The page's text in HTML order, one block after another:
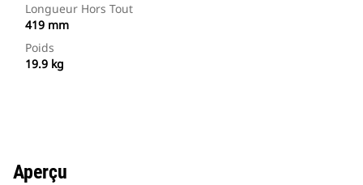
Longueur Hors Tout
419 mm
Poids
19.9 kg
Aperçu